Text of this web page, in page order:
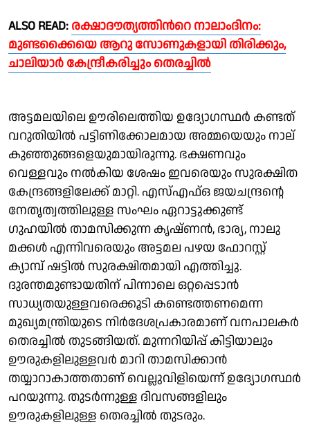
ALSO READ: രക്ഷാദൗത്യത്തിന്‍റെ നാലാംദിനം:
മുണ്ടക്കൈയെ ആറു സോണുകളായി തിരിക്കും,
ചാലിയാര്‍ കേന്ദ്രീകരിച്ചും തെരച്ചില്‍
അട്ടമലയിലെ ഊരിലെത്തിയ ഉദ്യോഗസ്ഥർ കണ്ടത്
വറുതിയിൽ പട്ടിണിക്കോലമായ അമ്മയെയും നാല്
കുഞ്ഞുങ്ങളെയുമായിരുന്നു. ഭക്ഷണവും
വെള്ളവും നൽകിയ ശേഷം ഇവരെയും സുരക്ഷിത
കേന്ദ്രങ്ങളിലേക്ക് മാറ്റി. എസ്എഫ്ഒ ജയചന്ദ്രൻ്റെ
നേതൃത്വത്തിലുള്ള സംഘം ഏറാട്ടുക്കുണ്ട്
ഗുഹയിൽ താമസിക്കുന്ന കൃഷ്ണൻ, ഭാര്യ, നാലു
മക്കൾ എന്നിവരെയും അട്ടമല പഴയ ഫോറസ്റ്റ്
ക്യാമ്പ് ഷട്ടിൽ സുരക്ഷിതമായി എത്തിച്ചു.
ദുരന്തമുണ്ടായതിന് പിന്നാലെ ഒറ്റപ്പെടാൻ
സാധ്യതയുള്ളവരെക്കൂടി കണ്ടെത്തണമെന്ന
മുഖ്യമന്ത്രിയുടെ നിർദേശപ്രകാരമാണ് വനപാലകർ
തെരച്ചിൽ തുടങ്ങിയത്. മുന്നറിയിപ്പ് കിട്ടിയാലും
ഊരുകളിലുള്ളവർ മാറി താമസിക്കാൻ
തയ്യാറാകാത്തതാണ് വെല്ലുവിളിയെന്ന് ഉദ്യോഗസ്ഥർ
പറയുന്നു. തുടർന്നുള്ള ദിവസങ്ങളിലും
ഊരുകളിലുള്ള തെരച്ചിൽ തുടരും.